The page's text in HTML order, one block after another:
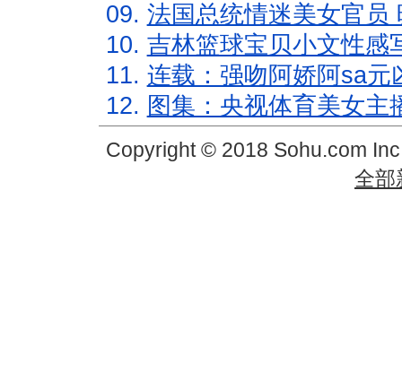
09. 法国总统情迷美女官员
10. 吉林篮球宝贝小文性感
11. 连载：强吻阿娇阿sa元
12. 图集：央视体育美女主
Copyright © 2018 Sohu.com
全部